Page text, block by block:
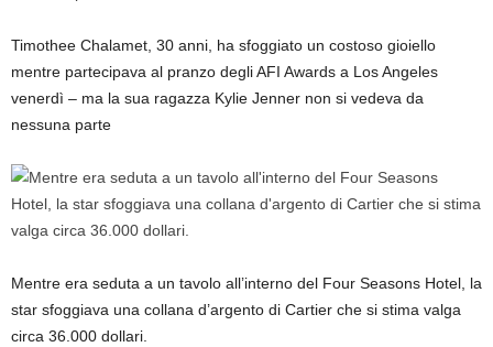
Timothee Chalamet, 30 anni, ha sfoggiato un costoso gioiello
mentre partecipava al pranzo degli AFI Awards a Los Angeles
venerdì – ma la sua ragazza Kylie Jenner non si vedeva da
nessuna parte
Mentre era seduta a un tavolo all’interno del Four Seasons Hotel, la
star sfoggiava una collana d’argento di Cartier che si stima valga
circa 36.000 dollari.